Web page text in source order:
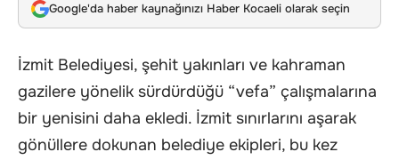
Google'da haber kaynağınızı Haber Kocaeli olarak seçin
İzmit Belediyesi, şehit yakınları ve kahraman
gazilere yönelik sürdürdüğü “vefa” çalışmalarına
bir yenisini daha ekledi. İzmit sınırlarını aşarak
gönüllere dokunan belediye ekipleri, bu kez